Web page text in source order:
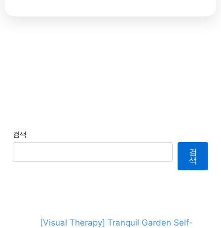
검색
검
색
[Visual Therapy] Tranquil Garden Self-